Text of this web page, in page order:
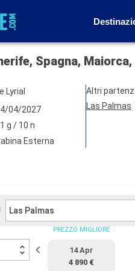
Spagna,
Lyrial
04/2027
g / 10 n
Esterna
Altri
Las Palmas
Las Palmas
PREZZO MIGLIORE
14 Apr
4 890 €